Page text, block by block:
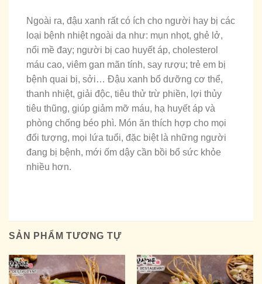
Ngoài ra, đậu xanh rất có ích cho người hay bị các
loại bệnh nhiệt ngoài da như: mụn nhọt, ghẻ lở,
nổi mề đay; người bị cao huyết áp, cholesterol
máu cao, viêm gan mãn tính, say rượu; trẻ em bị
bệnh quai bị, sởi… Đậu xanh bổ dưỡng cơ thể,
thanh nhiệt, giải độc, tiêu thử trừ phiền, lợi thủy
tiêu thũng, giúp giảm mỡ máu, hạ huyết áp và
phòng chống béo phì. Món ăn thích hợp cho mọi
đối tượng, mọi lứa tuổi, đặc biệt là những người
đang bị bệnh, mới ốm dậy cần bồi bổ sức khỏe
nhiều hơn.
SẢN PHẨM TƯƠNG TỰ